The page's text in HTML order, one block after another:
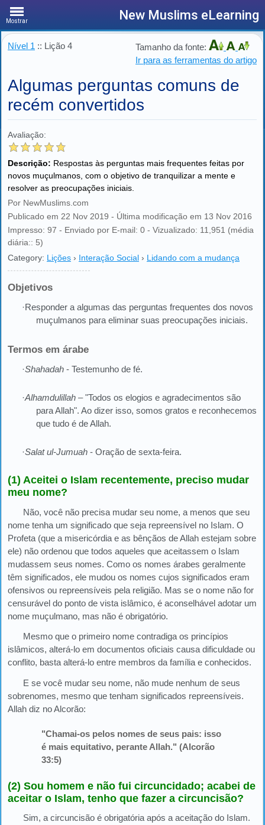
Mostrar New Muslims eLearning
Nível 1 :: Lição 4
Tamanho da fonte:
Ir para as ferramentas do artigo
Algumas perguntas comuns de
recém convertidos
Avaliação:
Descrição: Respostas às perguntas mais frequentes feitas por
novos muçulmanos, com o objetivo de tranquilizar a mente e
resolver as preocupações iniciais.
Por NewMuslims.com
Publicado em 22 Nov 2019 - Última modificação em 13 Nov 2016
Impresso: 97 - Enviado por E-mail: 0 - Vizualizado: 11,951 (média
diária:: 5)
Category: Lições › Interação Social › Lidando com a mudança
Objetivos
·Responder a algumas das perguntas frequentes dos novos
muçulmanos para eliminar suas preocupações iniciais.
Termos em árabe
·Shahadah - Testemunho de fé.
·Alhamdulillah – "Todos os elogios e agradecimentos são
para Allah". Ao dizer isso, somos gratos e reconhecemos
que tudo é de Allah.
·Salat ul-Jumuah - Oração de sexta-feira.
(1) Aceitei o Islam recentemente, preciso mudar
meu nome?
Não, você não precisa mudar seu nome, a menos que seu
nome tenha um significado que seja repreensível no Islam. O
Profeta (que a misericórdia e as bênçãos de Allah estejam sobre
ele) não ordenou que todos aqueles que aceitassem o Islam
mudassem seus nomes. Como os nomes árabes geralmente
têm significados, ele mudou os nomes cujos significados eram
ofensivos ou repreensíveis pela religião. Mas se o nome não for
censurável do ponto de vista islâmico, é aconselhável adotar um
nome muçulmano, mas não é obrigatório.
Mesmo que o primeiro nome contradiga os princípios
islâmicos, alterá-lo em documentos oficiais causa dificuldade ou
conflito, basta alterá-lo entre membros da família e conhecidos.
E se você mudar seu nome, não mude nenhum de seus
sobrenomes, mesmo que tenham significados repreensíveis.
Allah diz no Alcorão:
"Chamai-os pelos nomes de seus pais: isso
é mais equitativo, perante Allah." (Alcorão
33:5)
(2) Sou homem e não fui circuncidado; acabei de
aceitar o Islam, tenho que fazer a circuncisão?
Sim, a circuncisão é obrigatória após a aceitação do Islam.